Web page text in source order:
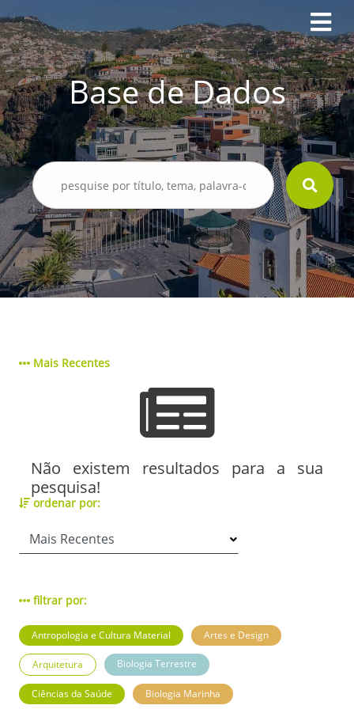
Base de Dados
Mais Recentes
Não existem resultados para a sua
pesquisa!
ordenar por:
filtrar por:
Antropologia e Cultura Material Artes e Design
Arquitetura Biologia Terrestre
Ciências da Saúde Biologia Marinha